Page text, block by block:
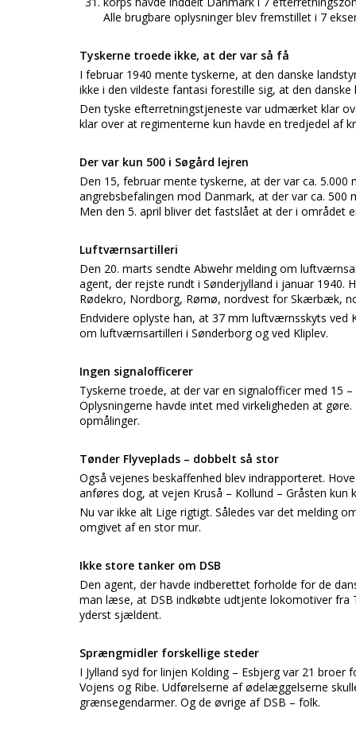
Alle brugbare oplysninger blev fremstillet i 7
Tyskerne troede ikke, at der var så få
I februar 1940 mente tyskerne, at den danske
ikke i den vildeste fantasi forestille sig, at den
Den tyske efterretningstjeneste var udmærket klar
klar over at regimenterne kun havde en tredjedel af
Der var kun 500 i Søgård lejren
Den 15, februar mente tyskerne, at der var ca.
angrebsbefalingen mod Danmark, at der var ca.
Men den 5. april bliver det fastslået at der i området
Luftværnsartilleri
Den 20. marts sendte Abwehr melding om
agent, der rejste rundt i Sønderjylland i januar
Rødekro, Nordborg, Rømø, nordvest for Skærbæk,
Endvidere oplyste han, at 37 mm luftværnsskyts ved
om luftværnsartilleri i Sønderborg og ved Kliplev.
Ingen signalofficerer
Tyskerne troede, at der var en signalofficer med 15
Oplysningerne havde intet med virkeligheden at
opmålinger.
Tønder Flyveplads – dobbelt så stor
Også vejenes beskaffenhed blev indrapporteret.
anføres dog, at vejen Kruså – Kollund – Gråsten kun
Nu var ikke alt Lige rigtigt. Således var det melding
omgivet af en stor mur.
Ikke store tanker om DSB
Den agent, der havde indberettet forholde for de
man læse, at DSB indkøbte udtjente lokomotiver fra
yderst sjældent.
Sprængmidler forskellige steder
I Jylland syd for linjen Kolding – Esbjerg var 21
Vojens og Ribe. Udførelserne af ødelæggelserne
grænsegendarmer. Og de øvrige af DSB – folk.